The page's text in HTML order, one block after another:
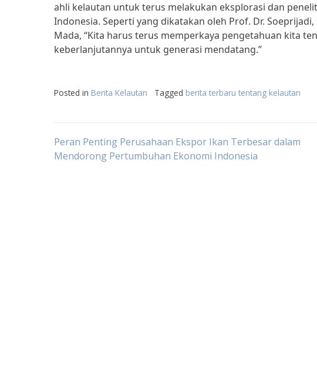
ahli kelautan untuk terus melakukan eksplorasi dan
Indonesia. Seperti yang dikatakan oleh Prof. Dr.
Mada, “Kita harus terus memperkaya pengetahuan kita
keberlanjutannya untuk generasi mendatang.”
Posted in Berita Kelautan Tagged berita terbaru tentang kelautan
Post
Peran Penting Perusahaan Ekspor Ikan Terbesar dalam
Mendorong Pertumbuhan Ekonomi Indonesia